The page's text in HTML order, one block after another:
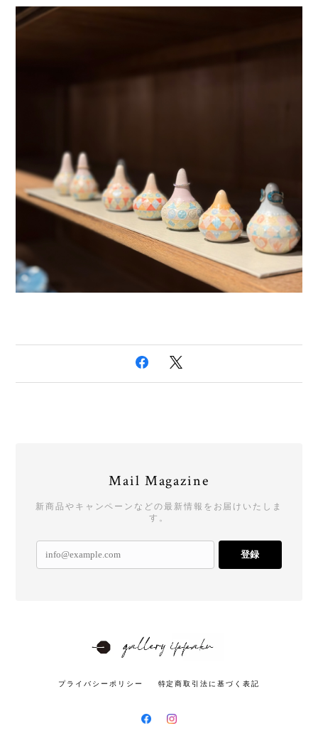
Mail Magazine
新商品やキャンペーンなどの最新情報をお届けいたしま
す。
登録
プライバシーポリシー 特定商取引法に基づく表記